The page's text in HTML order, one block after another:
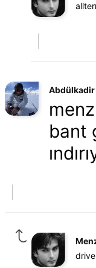
Abdülkadir
bant